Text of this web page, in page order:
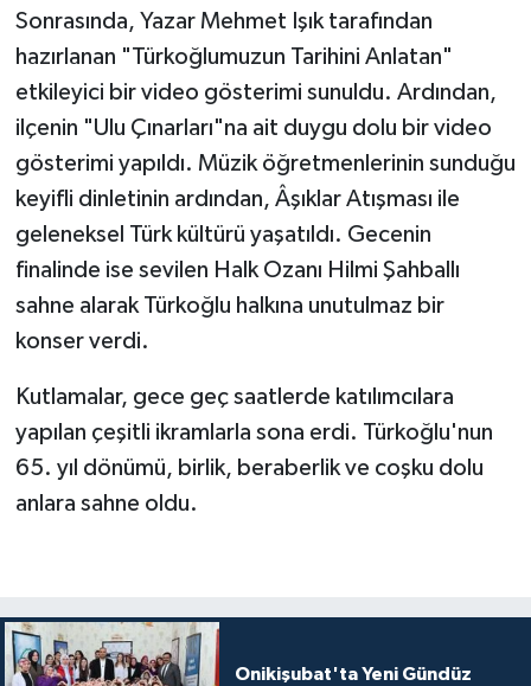
Sonrasında, Yazar Mehmet Işık tarafından
hazırlanan "Türkoğlumuzun Tarihini Anlatan"
etkileyici bir video gösterimi sunuldu. Ardından,
ilçenin "Ulu Çınarları"na ait duygu dolu bir video
gösterimi yapıldı. Müzik öğretmenlerinin sunduğu
keyifli dinletinin ardından, Âşıklar Atışması ile
geleneksel Türk kültürü yaşatıldı. Gecenin
finalinde ise sevilen Halk Ozanı Hilmi Şahballı
sahne alarak Türkoğlu halkına unutulmaz bir
konser verdi.
Kutlamalar, gece geç saatlerde katılımcılara
yapılan çeşitli ikramlarla sona erdi. Türkoğlu'nun
65. yıl dönümü, birlik, beraberlik ve coşku dolu
anlara sahne oldu.
Onikişubat'ta Yeni Gündüz